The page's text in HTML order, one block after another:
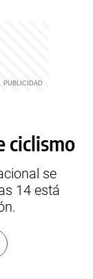
ciclismo
se
14 está